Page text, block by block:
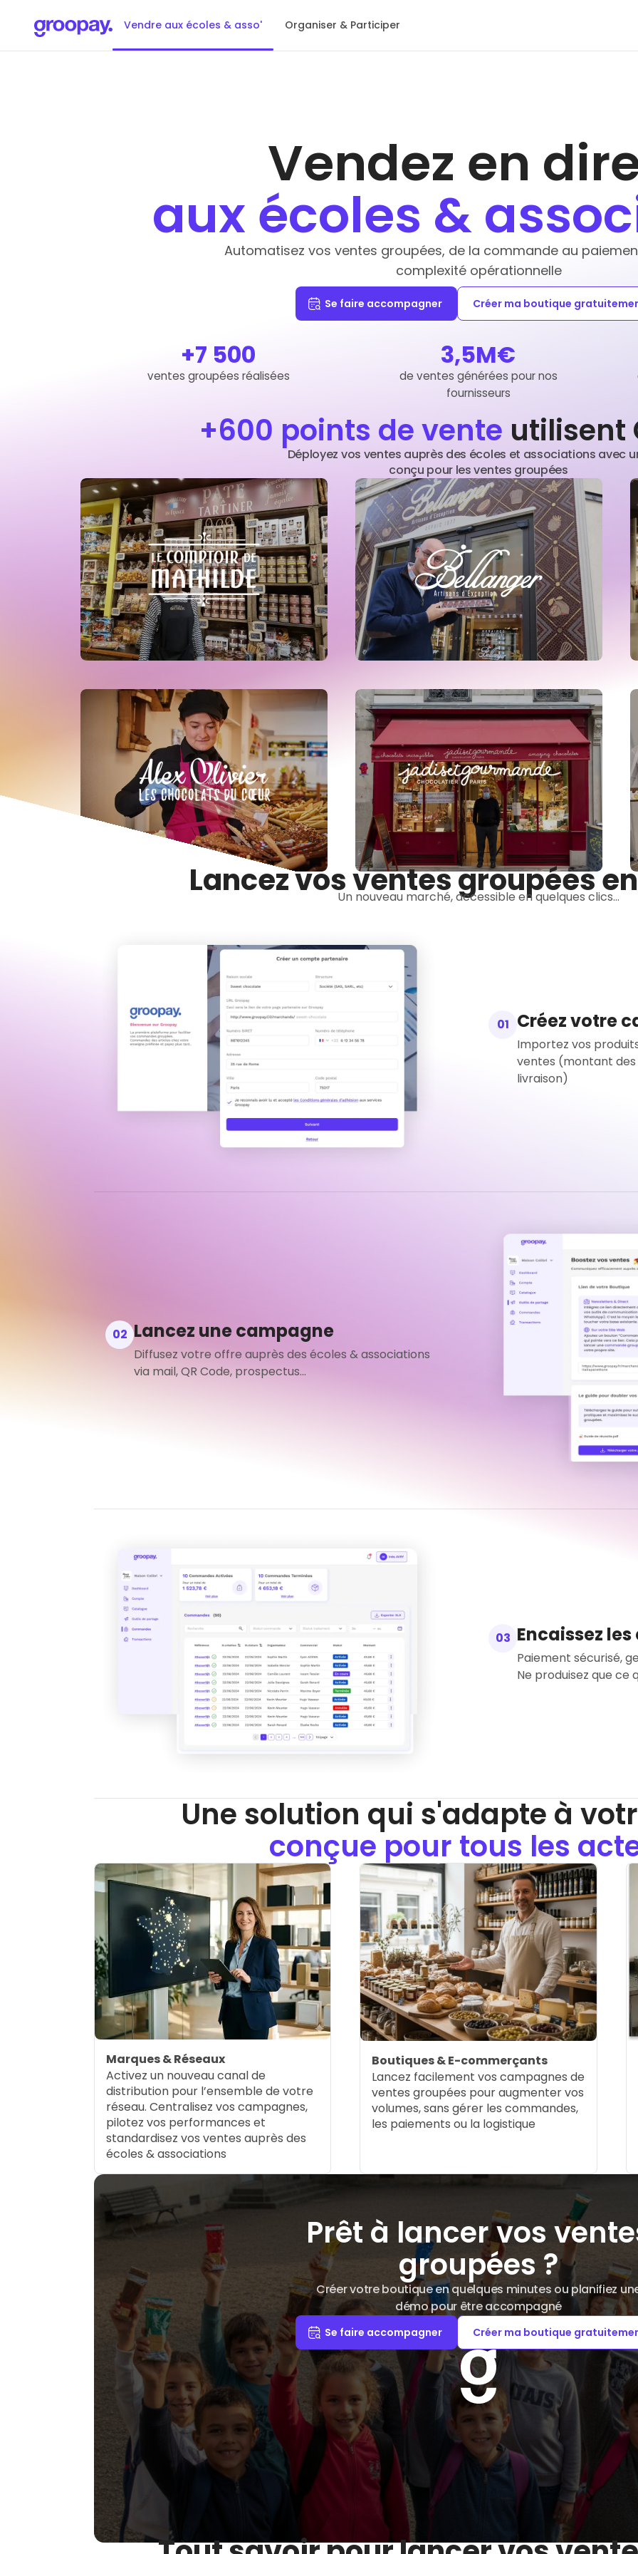
Vendre aux écoles & asso' Organiser & Participer
Vendez en
aux écoles &
Automatisez vos ventes groupées, de la commande au
complexité opérationnelle
Se faire accompagner Créer ma boutique
+7 500
ventes groupées réalisées
3,5M€
de ventes générées pour nos
fournisseurs
+600 points de vente utilisent
Déployez vos ventes auprès des écoles et associations avec
conçu pour les ventes groupées
Lancez vos ventes groupées
Un nouveau marché, accessible en quelques clics...
01 Créez votre
Importez vos
ventes (montant
livraison)
02 Lancez une campagne
Diffusez votre offre auprès des écoles & associations
via mail, QR Code, prospectus...
03 Encaissez
Paiement sécurisé,
Une solution qui s'adapte à
conçue pour tous les
Marques & Réseaux
Activez un nouveau canal de
distribution pour l’ensemble de votre
réseau. Centralisez vos campagnes,
pilotez vos performances et
standardisez vos ventes auprès des
écoles & associations
Boutiques & E-commerçants
Lancez facilement vos campagnes de
ventes groupées pour augmenter vos
volumes, sans gérer les commandes,
les paiements ou la logistique
Prêt à lancer vos
groupées ?
Créer votre boutique en quelques minutes ou planifiez
démo pour être accompagné
Se faire accompagner Créer ma boutique